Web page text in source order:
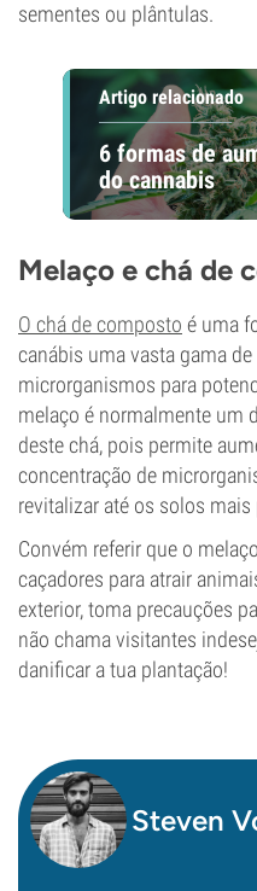
sementes ou plântulas.
Artigo relacionado
6 formas de
do cannabis
Melaço e chá de
O chá de composto é uma
canábis uma vasta gama
microrganismos para
melaço é normalmente um
deste chá, pois permite
concentração de
revitalizar até os solos mais
Convém referir que o
caçadores para atrair
exterior, toma precauções
não chama visitantes
danificar a tua plantação!
Steven